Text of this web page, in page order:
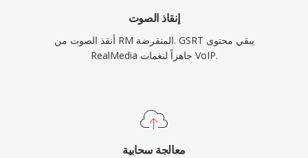
إنقاذ الصوت
أنقذ الصوت من RM المنقرضة. GSRT يبقي محتوى
RealMedia جاهزاً لنغمات VoIP.
معالجة سحابية